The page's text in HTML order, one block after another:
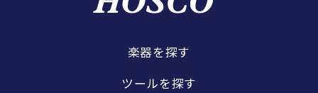
楽器を探す
ツールを探す